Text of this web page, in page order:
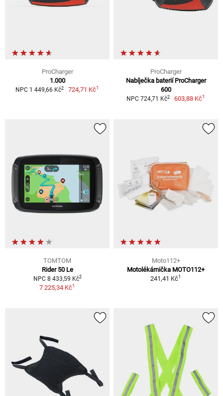
ProCharger
1.000
NPC 1 449,66 Kč2 724,71 Kč1
ProCharger
Nabíječka baterií ProCharger
600
NPC 724,71 Kč2 603,88 Kč1
TOMTOM
Rider 50 Le
NPC 8 433,59 Kč2
7 225,34 Kč1
Moto112+
Motolékárnička MOTO112+
241,41 Kč1